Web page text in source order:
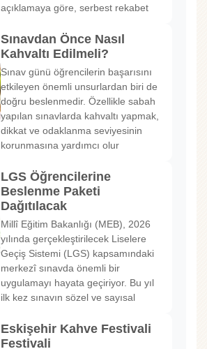
açıklamaya göre, serbest rekabet
Sınavdan Önce Nasıl
Kahvaltı Edilmeli?
Sınav günü öğrencilerin başarısını
etkileyen önemli unsurlardan biri de
doğru beslenmedir. Özellikle sabah
yapılan sınavlarda kahvaltı yapmak,
dikkat ve odaklanma seviyesinin
korunmasına yardımcı olur
LGS Öğrencilerine
Beslenme Paketi
Dağıtılacak
Millî Eğitim Bakanlığı (MEB), 2026
yılında gerçekleştirilecek Liselere
Geçiş Sistemi (LGS) kapsamındaki
merkezî sınavda önemli bir
uygulamayı hayata geçiriyor. Bu yıl
ilk kez sınavın sözel ve sayısal
Eskişehir Kahve Festivali
Festivali